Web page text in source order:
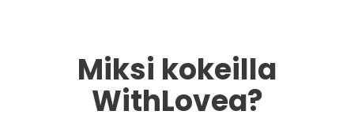
Miksi kokeilla
WithLovea?